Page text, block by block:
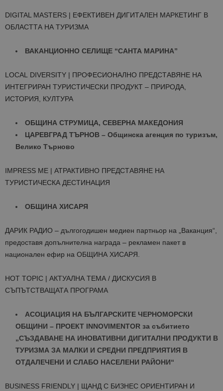
DIGITAL MASTERS | ЕФЕКТИВЕН ДИГИТАЛЕН МАРКЕТИНГ В
ОБЛАСТТА НА ТУРИЗМА
ВАКАНЦИОННО СЕЛИЩЕ “САНТА МАРИНА”
LOCAL DIVERSITY | ПРОФЕСИОНАЛНО ПРЕДСТАВЯНЕ НА
ИНТЕГРИРАН ТУРИСТИЧЕСКИ ПРОДУКТ – ПРИРОДА,
ИСТОРИЯ, КУЛТУРА
ОБЩИНА СТРУМИЦА, СЕВЕРНА МАКЕДОНИЯ
ЦАРЕВГРАД ТЪРНОВ – Общинска агенция по туризъм,
Велико Търново
IMPRESS ME | АТРАКТИВНО ПРЕДСТАВЯНЕ НА
ТУРИСТИЧЕСКА ДЕСТИНАЦИЯ
ОБЩИНА ХИСАРЯ
ДАРИК РАДИО – дългогодишен медиен партньор на „Ваканция“,
предоставя допълнителна награда – рекламен пакет в
национален ефир на ОБЩИНА ХИСАРЯ.
HOT TOPIC | АКТУАЛНА ТЕМА / ДИСКУСИЯ В
СЪПЪТСТВАЩАТА ПРОГРАМА
ACОЦИАЦИЯ НА БЪЛГАРCКИТЕ ЧЕРНОМОРCКИ
ОБЩИНИ – ПРОЕКТ INNOVIMENTOR за събитието
„СЪЗДАВАНЕ НА ИНОВАТИВНИ ДИГИТАЛНИ ПРОДУКТИ В
ТУРИЗМА ЗА МАЛКИ И СРЕДНИ ПРЕДПРИЯТИЯ В
ОТДАЛЕЧЕНИ И СЛАБО НАСЕЛЕНИ РАЙОНИ“
BUSINESS FRIENDLY | ЩАНД С БИЗНЕС ОРИЕНТИРАН И